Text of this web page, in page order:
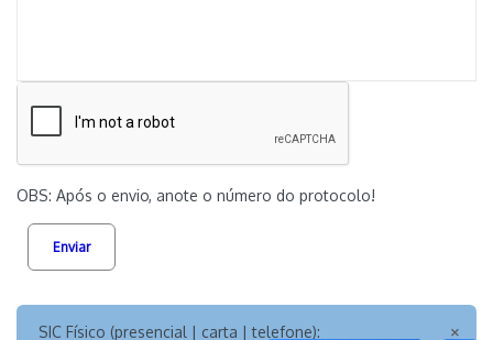
OBS: Após o envio, anote o número do protocolo!
Enviar
SIC Físico (presencial | carta | telefone):